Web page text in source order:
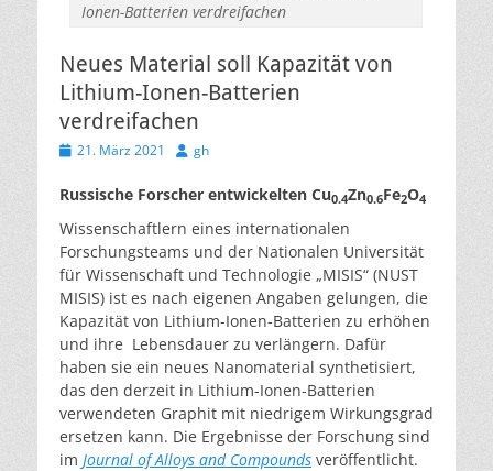
Ionen-Batterien verdreifachen
Neues Material soll Kapazität von
Lithium-Ionen-Batterien
verdreifachen
Veröffentlicht
21. März 2021 Autor
gh
Russische Forscher entwickelten Cu0.4Zn0.6Fe2O4
Wissenschaftlern eines internationalen
Forschungsteams und der Nationalen Universität
für Wissenschaft und Technologie „MISIS“ (NUST
MISIS) ist es nach eigenen Angaben gelungen, die
Kapazität von Lithium-Ionen-Batterien zu erhöhen
und ihre Lebensdauer zu verlängern. Dafür
haben sie ein neues Nanomaterial synthetisiert,
das den derzeit in Lithium-Ionen-Batterien
verwendeten Graphit mit niedrigem Wirkungsgrad
ersetzen kann. Die Ergebnisse der Forschung sind
im Journal of Alloys and Compounds veröffentlicht.